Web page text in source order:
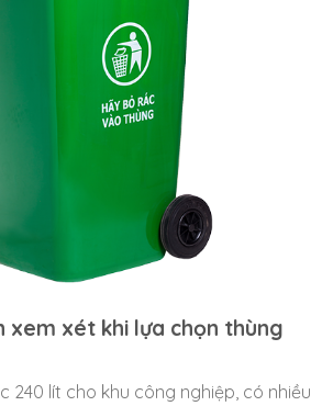
xem xét khi lựa chọn thùng
240 lít cho khu công nghiệp, có nhiều